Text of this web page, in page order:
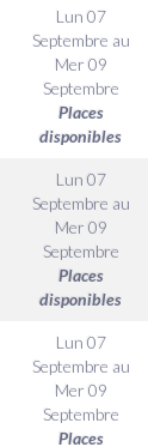
Lun 07
Septembre au
Mer 09
Septembre
Places
disponibles
Lun 07
Septembre au
Mer 09
Septembre
Places
disponibles
Lun 07
Septembre au
Mer 09
Septembre
Places